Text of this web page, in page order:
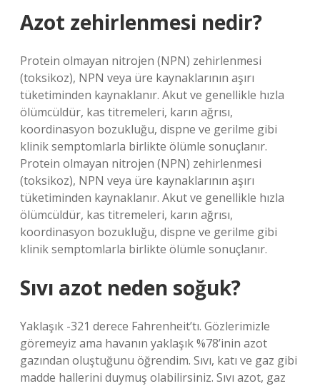
Azot zehirlenmesi nedir?
Protein olmayan nitrojen (NPN) zehirlenmesi
(toksikoz), NPN veya üre kaynaklarının aşırı
tüketiminden kaynaklanır. Akut ve genellikle hızla
ölümcüldür, kas titremeleri, karın ağrısı,
koordinasyon bozukluğu, dispne ve gerilme gibi
klinik semptomlarla birlikte ölümle sonuçlanır.
Protein olmayan nitrojen (NPN) zehirlenmesi
(toksikoz), NPN veya üre kaynaklarının aşırı
tüketiminden kaynaklanır. Akut ve genellikle hızla
ölümcüldür, kas titremeleri, karın ağrısı,
koordinasyon bozukluğu, dispne ve gerilme gibi
klinik semptomlarla birlikte ölümle sonuçlanır.
Sıvı azot neden soğuk?
Yaklaşık -321 derece Fahrenheit’tı. Gözlerimizle
göremeyiz ama havanın yaklaşık %78’inin azot
gazından oluştuğunu öğrendim. Sıvı, katı ve gaz gibi
madde hallerini duymuş olabilirsiniz. Sıvı azot, gaz